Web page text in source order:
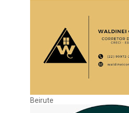
Beirute